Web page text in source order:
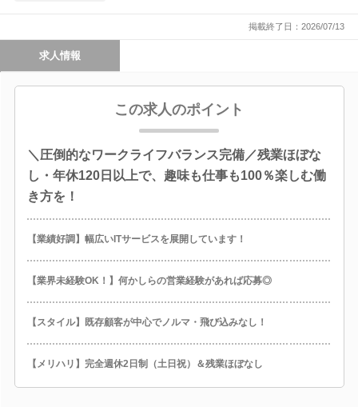
掲載終了日：2026/07/13
求人情報
この求人のポイント
＼圧倒的なワークライフバランス完備／残業ほぼな
し・年休120日以上で、趣味も仕事も100％楽しむ働
き方を！
【業績好調】幅広いITサービスを展開しています！
【業界未経験OK！】何かしらの営業経験があれば応募◎
【スタイル】既存顧客が中心でノルマ・飛び込みなし！
【メリハリ】完全週休2日制（土日祝）＆残業ほぼなし